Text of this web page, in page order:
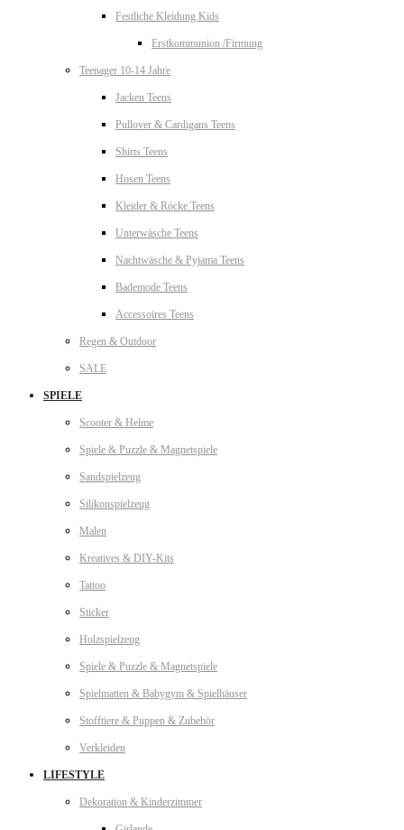
Festliche Kleidung Kids
Erstkommunion /Firmung
Teenager 10-14 Jahre
Jacken Teens
Pullover & Cardigans Teens
Shirts Teens
Hosen Teens
Kleider & Röcke Teens
Unterwäsche Teens
Nachtwäsche & Pyjama Teens
Bademode Teens
Accessoires Teens
Regen & Outdoor
SALE
SPIELE
Scooter & Helme
Spiele & Puzzle & Magnetspiele
Sandspielzeug
Silikonspielzeug
Malen
Kreatives & DIY-Kits
Tattoo
Sticker
Holzspielzeug
Spiele & Puzzle & Magnetspiele
Spielmatten & Babygym & Spielhäuser
Stofftiere & Puppen & Zubehör
Verkleiden
LIFESTYLE
Dekoration & Kinderzimmer